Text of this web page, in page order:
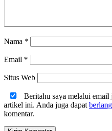
Nama *
Email *
Situs Web
Beritahu saya melalui email
artikel ini. Anda juga dapat
komentar.